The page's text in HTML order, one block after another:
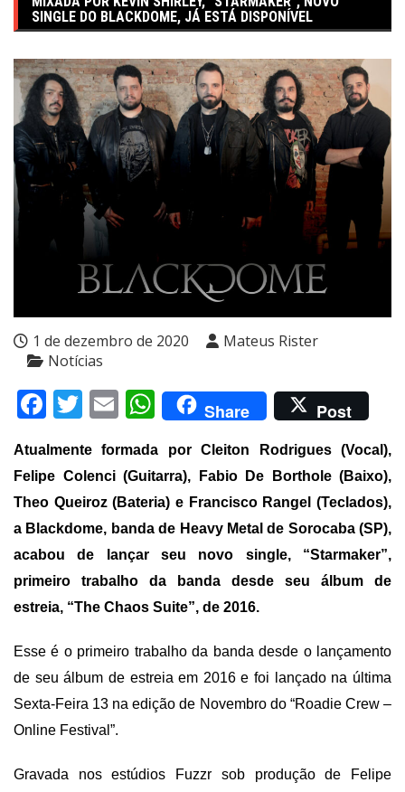
SINGLE DO BLACKDOME, JÁ ESTÁ DISPONÍVEL
1 de dezembro de 2020
Mateus Rister
Notícias
Facebook
Twitter
EmailWhatsApp
Share Post
Atualmente formada por Cleiton Rodrigues (Vocal),
Felipe Colenci (Guitarra), Fabio De Borthole (Baixo),
Theo Queiroz (Bateria) e Francisco Rangel (Teclados),
a Blackdome, banda de Heavy Metal de Sorocaba (SP),
acabou de lançar seu novo single, “Starmaker”,
primeiro trabalho da banda desde seu álbum de
estreia, “The Chaos Suite”, de 2016.
Esse é o primeiro trabalho da banda desde o lançamento
de seu álbum de estreia em 2016 e foi lançado na última
Sexta-Feira 13 na edição de Novembro do “Roadie Crew –
Online Festival”.
Gravada nos estúdios Fuzzr sob produção de Felipe